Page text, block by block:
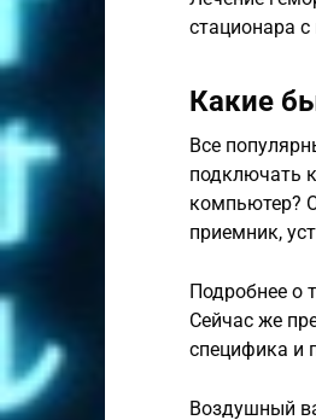
стационара
Какие
Все
подключать
компьютер?
приемник,
Подробнее о
Сейчас же
специфика и
Воздушный